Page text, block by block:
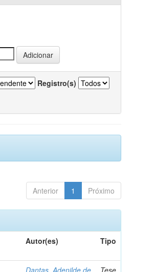
Registro(s)
Anterior 1 Próximo
Autor(es) Tipo
Dantas, Adenilde de Tese